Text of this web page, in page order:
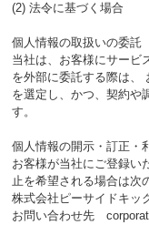
(2) 法令に基づく場合
個人情報の取扱いの委託
当社は、お客様にサービ
を外部に委託する際は、
を選定し、かつ、契約や
す。
個人情報の開示・訂正・
お客様が当社にご登録い
止を希望される場合は次
株式会社ピーサイドキ
お問い合わせ先